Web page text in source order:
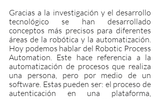
Gracias a la investigación y el desarrollo
tecnológico se han desarrollado
conceptos más precisos para diferentes
áreas de la robótica y la automatización.
Hoy podemos hablar del Robotic Process
Automation. Este hace referencia a la
automatización de procesos que realiza
una persona, pero por medio de un
software. Estas pueden ser: el proceso de
autenticación en una plataforma,